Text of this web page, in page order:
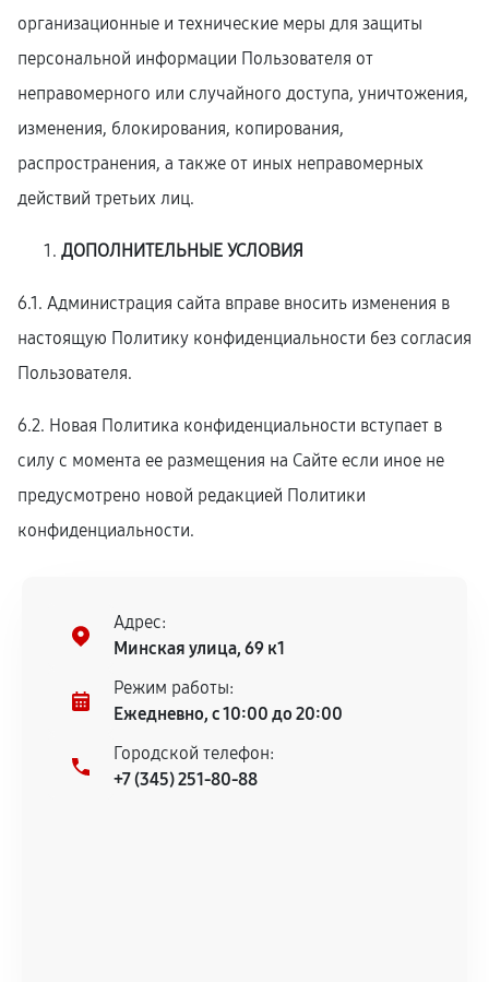
организационные и технические меры для защиты
персональной информации Пользователя от
неправомерного или случайного доступа, уничтожения,
изменения, блокирования, копирования,
распространения, а также от иных неправомерных
действий третьих лиц.
ДОПОЛНИТЕЛЬНЫЕ УСЛОВИЯ
6.1. Администрация сайта вправе вносить изменения в
настоящую Политику конфиденциальности без согласия
Пользователя.
6.2. Новая Политика конфиденциальности вступает в
силу с момента ее размещения на Сайте если иное не
предусмотрено новой редакцией Политики
конфиденциальности.
Адрес:
Минская улица, 69 к1
Режим работы:
Ежедневно, с 10:00 до 20:00
Городской телефон:
+7 (345) 251-80-88